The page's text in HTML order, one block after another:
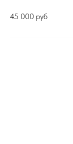
45 000 руб